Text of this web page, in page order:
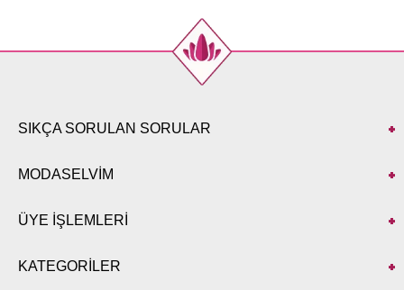
SIKÇA SORULAN SORULAR
MODASELVİM
ÜYE İŞLEMLERİ
KATEGORİLER